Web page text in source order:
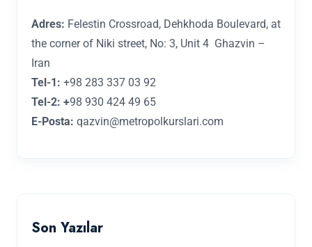
Adres: Felestin Crossroad, Dehkhoda Boulevard, at
the corner of Niki street, No: 3, Unit 4 Ghazvin –
Iran
Tel-1: +98 283 337 03 92
Tel-2: +98 930 424 49 65
E-Posta: qazvin@metropolkurslari.com
Son Yazılar